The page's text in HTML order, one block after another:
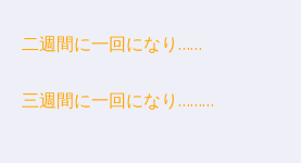
二週間に一回になり……
三週間に一回になり………